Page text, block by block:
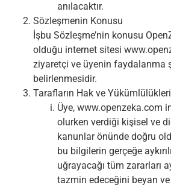
anılacaktır.
Sözleşmenin Konusu
İşbu Sözleşme’nin konusu
olduğu internet sitesi
ziyaretçi ve üyenin faydalanma
belirlenmesidir.
Tarafların Hak ve Yükümlülükleri
Üye, www.openzeka.com
olurken verdiği kişisel ve
kanunlar önünde doğru
bu bilgilerin gerçeğe
uğrayacağı tüm zararları
tazmin edeceğini beyan